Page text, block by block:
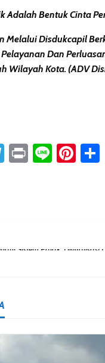
Adalah Bentuk Cinta
Melalui Disdukcapil
Dan
Wilayah Kota. (ADV
Telegram
PrintLine